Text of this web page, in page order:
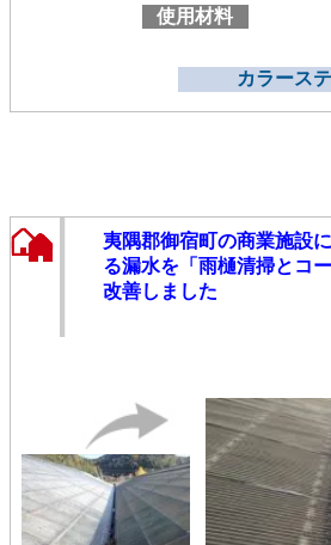
使用材料
カラース
夷隅郡御宿町の商業施設
る漏水を「雨樋清掃とコ
改善しました